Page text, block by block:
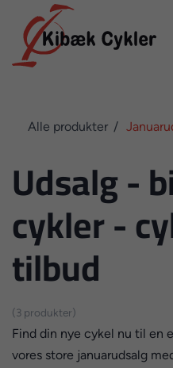
Alle produkter
Udsalg -
cykler -
tilbud
(3 produkter)
Find din nye cykel nu til en
vores store januarudsalg